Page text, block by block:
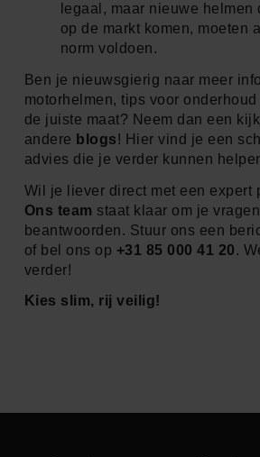
legaal, maar nieuwe helmen
op de markt komen, moeten
norm voldoen.
Ben je nieuwsgierig naar meer
motorhelmen, tips voor
de juiste maat? Neem dan een
andere blogs! Hier vind je een
advies die je verder kunnen
Wil je liever direct met een expert
Ons team staat klaar om je
beantwoorden. Stuur ons een
of bel ons op +31 85 000 41 20.
verder!
Kies slim, rij veilig!